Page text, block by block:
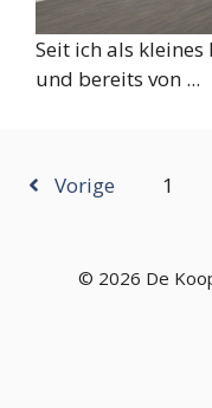
Seit ich als
und bereits von ...
Vorige 1
© 2026 De